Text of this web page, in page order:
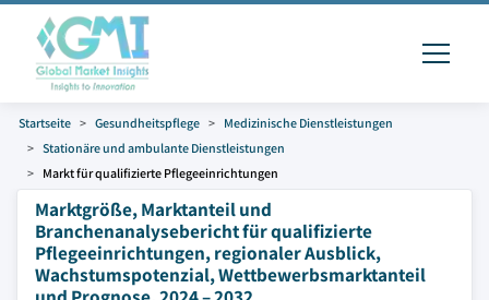
Startseite Gesundheitspflege
Medizinische Dienstleistungen
Stationäre und ambulante Dienstleistungen
Markt für qualifizierte Pflegeeinrichtungen
Marktgröße, Marktanteil und
Branchenanalysebericht für qualifizierte
Pflegeeinrichtungen, regionaler Ausblick,
Wachstumspotenzial, Wettbewerbsmarktanteil